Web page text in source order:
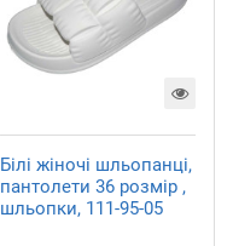
Білі жіночі шльопанці,
пантолети 36 розмір ,
шльопки, 111-95-05